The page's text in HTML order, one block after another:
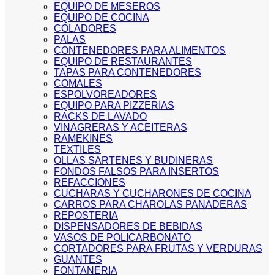
EQUIPO DE MESEROS
EQUIPO DE COCINA
COLADORES
PALAS
CONTENEDORES PARA ALIMENTOS
EQUIPO DE RESTAURANTES
TAPAS PARA CONTENEDORES
COMALES
ESPOLVOREADORES
EQUIPO PARA PIZZERIAS
RACKS DE LAVADO
VINAGRERAS Y ACEITERAS
RAMEKINES
TEXTILES
OLLAS SARTENES Y BUDINERAS
FONDOS FALSOS PARA INSERTOS
REFACCIONES
CUCHARAS Y CUCHARONES DE COCINA
CARROS PARA CHAROLAS PANADERAS
REPOSTERIA
DISPENSADORES DE BEBIDAS
VASOS DE POLICARBONATO
CORTADORES PARA FRUTAS Y VERDURAS
GUANTES
FONTANERIA